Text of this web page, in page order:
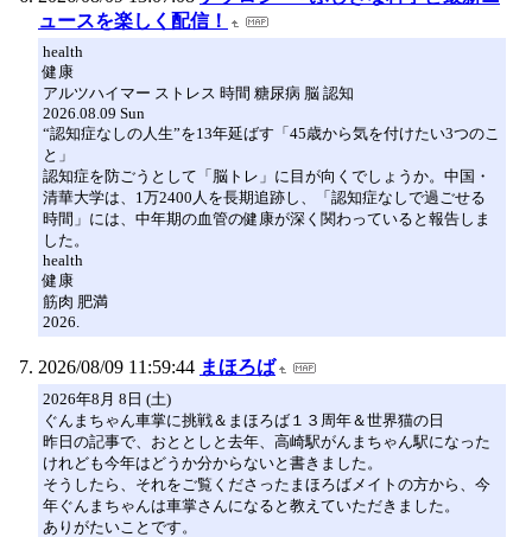
ュースを楽しく配信！
health
健康
アルツハイマー ストレス 時間 糖尿病 脳 認知
2026.08.09 Sun
“認知症なしの人生”を13年延ばす「45歳から気を付けたい3つのこ
と」
認知症を防ごうとして「脳トレ」に目が向くでしょうか。中国・
清華大学は、1万2400人を長期追跡し、「認知症なしで過ごせる
時間」には、中年期の血管の健康が深く関わっていると報告しま
した。
health
健康
筋肉 肥満
2026.
2026/08/09 11:59:44 まほろば
2026年8月 8日 (土)
ぐんまちゃん車掌に挑戦＆まほろば１３周年＆世界猫の日
昨日の記事で、おととしと去年、高崎駅がんまちゃん駅になった
けれども今年はどうか分からないと書きました。
そうしたら、それをご覧くださったまほろばメイトの方から、今
年ぐんまちゃんは車掌さんになると教えていただきました。
ありがたいことです。